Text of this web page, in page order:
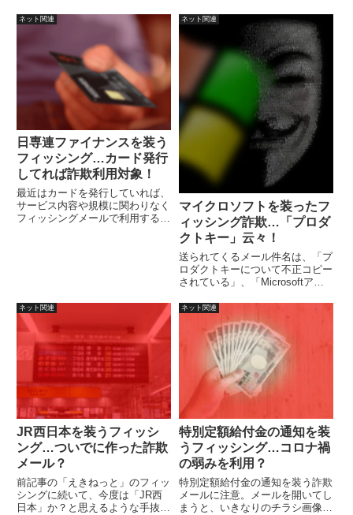
いう不具合による漏洩が発生。ま
た別件で、表面上削除されたデー
タを長期間保存されていたという
大手のサービスがあったとのこ
ご利用確認」、「ユーシーカード
ご利用確認」となっています。
ネット関連
日専連ファイナンスを装う
フィッシング…カード発行
してれば詐欺利用対象！
最近はカードを発行していれば、
サービス内容や規模に関わりなく
フィッシングメールで利用する対
ネット関連
マイクロソフトを装ったフ
ィッシング詐欺…「プロダ
クトキー」云々！
送られてくるメール件名は、「プ
ロダクトキーについて不正コピー
されている」、「Microsoftアカ
を含んでおり、これらに関わる
「警告」「注意」を促す件名にな
って送られています。
ネット関連
JR西日本を装うフィッシ
ング…ついでに作った詐欺
メール？
前記事の「えきねっと」のフィッ
シングに続いて、今度は「JR西
日本」か？と思えるような手抜き
ネット関連
特別定額給付金の通知を装
うフィッシング…コロナ禍
の弱みを利用？
特別定額給付金の通知を装う詐欺
メールに注意。メールを開いてし
まうと、いきなりのチラシ画像